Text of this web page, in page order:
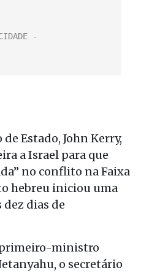
Estado, John Kerry,
a Israel para que
no conflito na Faixa
hebreu iniciou uma
dias de
ministro
o secretário